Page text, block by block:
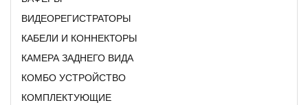
ВИДЕОРЕГИСТРАТОРЫ
КАБЕЛИ И КОННЕКТОРЫ
КАМЕРА ЗАДНЕГО ВИДА
КОМБО УСТРОЙСТВО
КОМПЛЕКТУЮЩИЕ